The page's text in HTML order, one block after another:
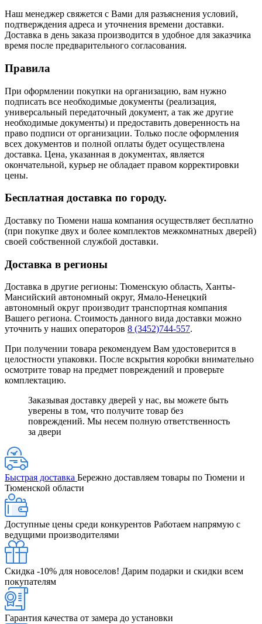
Наш менеджер свяжется с Вами для разъяснения условий,
подтверждения адреса и уточнения времени доставки.
Доставка в день заказа производится в удобное для заказчика
время после предварительного согласования.
Правила
При оформлении покупки на организацию, вам нужно
подписать все необходимые документы (реализация,
универсальный передаточный документ, а так же другие
необходимые документы) и предоставить доверенность на
право подписи от организации. Только после оформления
всех документов и полной оплаты будет осуществлена
доставка. Цена, указанная в документах, является
окончательной, курьер не обладает правом корректировки
цены.
Бесплатная доставка по городу.
Доставку по Тюмени наша компания осуществляет бесплатно
(при покупке двух и более комплектов межкомнатных дверей)
своей собственной службой доставки.
Доставка в регионы
Доставка в другие регионы: Тюменскую область, Ханты-
Мансийский автономный округ, Ямало-Ненецкий
автономный округ производит транспортная компания
Вашего региона. Стоимость данного вида доставки можно
уточнить у наших операторов 8 (3452)744-557.
При получении товара рекомендуем Вам удостоверится в
целостности упаковки. После вскрытия коробки внимательно
осмотрите товар на предмет повреждений и проверьте
комплектацию.
Заказывая доставку дверей у нас, вы можете быть
уверены в том, что получите товар без
повреждений. Мы несем полную ответственность
за двери
Быстрая доставка Бережно доставляем товары по Тюмени и
Тюменской области
Доступные цены среди конкурентов Работаем напрямую с
ведущими производителями
Скидка -10% для новоселов! Дарим подарки и скидки всем
покупателям
Гарантия качества от замера до установки